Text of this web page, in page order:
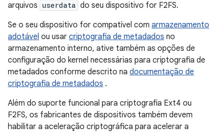
arquivos userdata do seu dispositivo for F2FS.
Se o seu dispositivo for compatível com armazenamento
adotável ou usar criptografia de metadados no
armazenamento interno, ative também as opções de
configuração do kernel necessárias para criptografia de
metadados conforme descrito na documentação de
criptografia de metadados .
Além do suporte funcional para criptografia Ext4 ou
F2FS, os fabricantes de dispositivos também devem
habilitar a aceleração criptográfica para acelerar a